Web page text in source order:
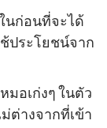
นก่อนที่จะได้
ประโยชน์จาก
อเก่งๆ ในตัว
ต่างจากที่เข้า